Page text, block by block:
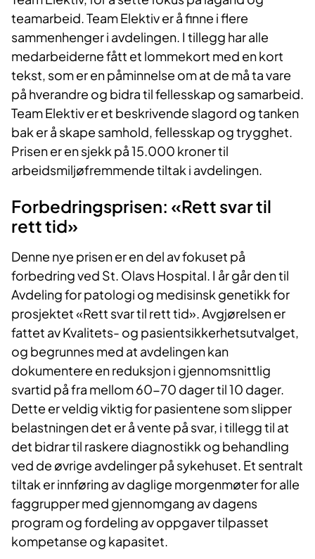
teamarbeid. Team Elektiv er å finne i flere
sammenhenger i avdelingen. I tillegg har alle
medarbeiderne fått et lommekort med en kort
tekst, som er en påminnelse om at de må ta vare
på hverandre og bidra til fellesskap og samarbeid.
Team Elektiv er et beskrivende slagord og tanken
bak er å skape samhold, fellesskap og trygghet.
Prisen er en sjekk på 15.000 kroner til
arbeidsmiljøfremmende tiltak i avdelingen.
Forbedringsprisen: «Rett svar til
rett tid»
Denne nye prisen er en del av fokuset på
forbedring ved St. Olavs Hospital. I år går den til
Avdeling for patologi og medisinsk genetikk for
prosjektet «Rett svar til rett tid». Avgjørelsen er
fattet av Kvalitets- og pasientsikkerhetsutvalget,
og begrunnes med at avdelingen kan
dokumentere en reduksjon i gjennomsnittlig
svartid på fra mellom 60-70 dager til 10 dager.
Dette er veldig viktig for pasientene som slipper
belastningen det er å vente på svar, i tillegg til at
det bidrar til raskere diagnostikk og behandling
ved de øvrige avdelinger på sykehuset. Et sentralt
tiltak er innføring av daglige morgenmøter for alle
faggrupper med gjennomgang av dagens
program og fordeling av oppgaver tilpasset
kompetanse og kapasitet.